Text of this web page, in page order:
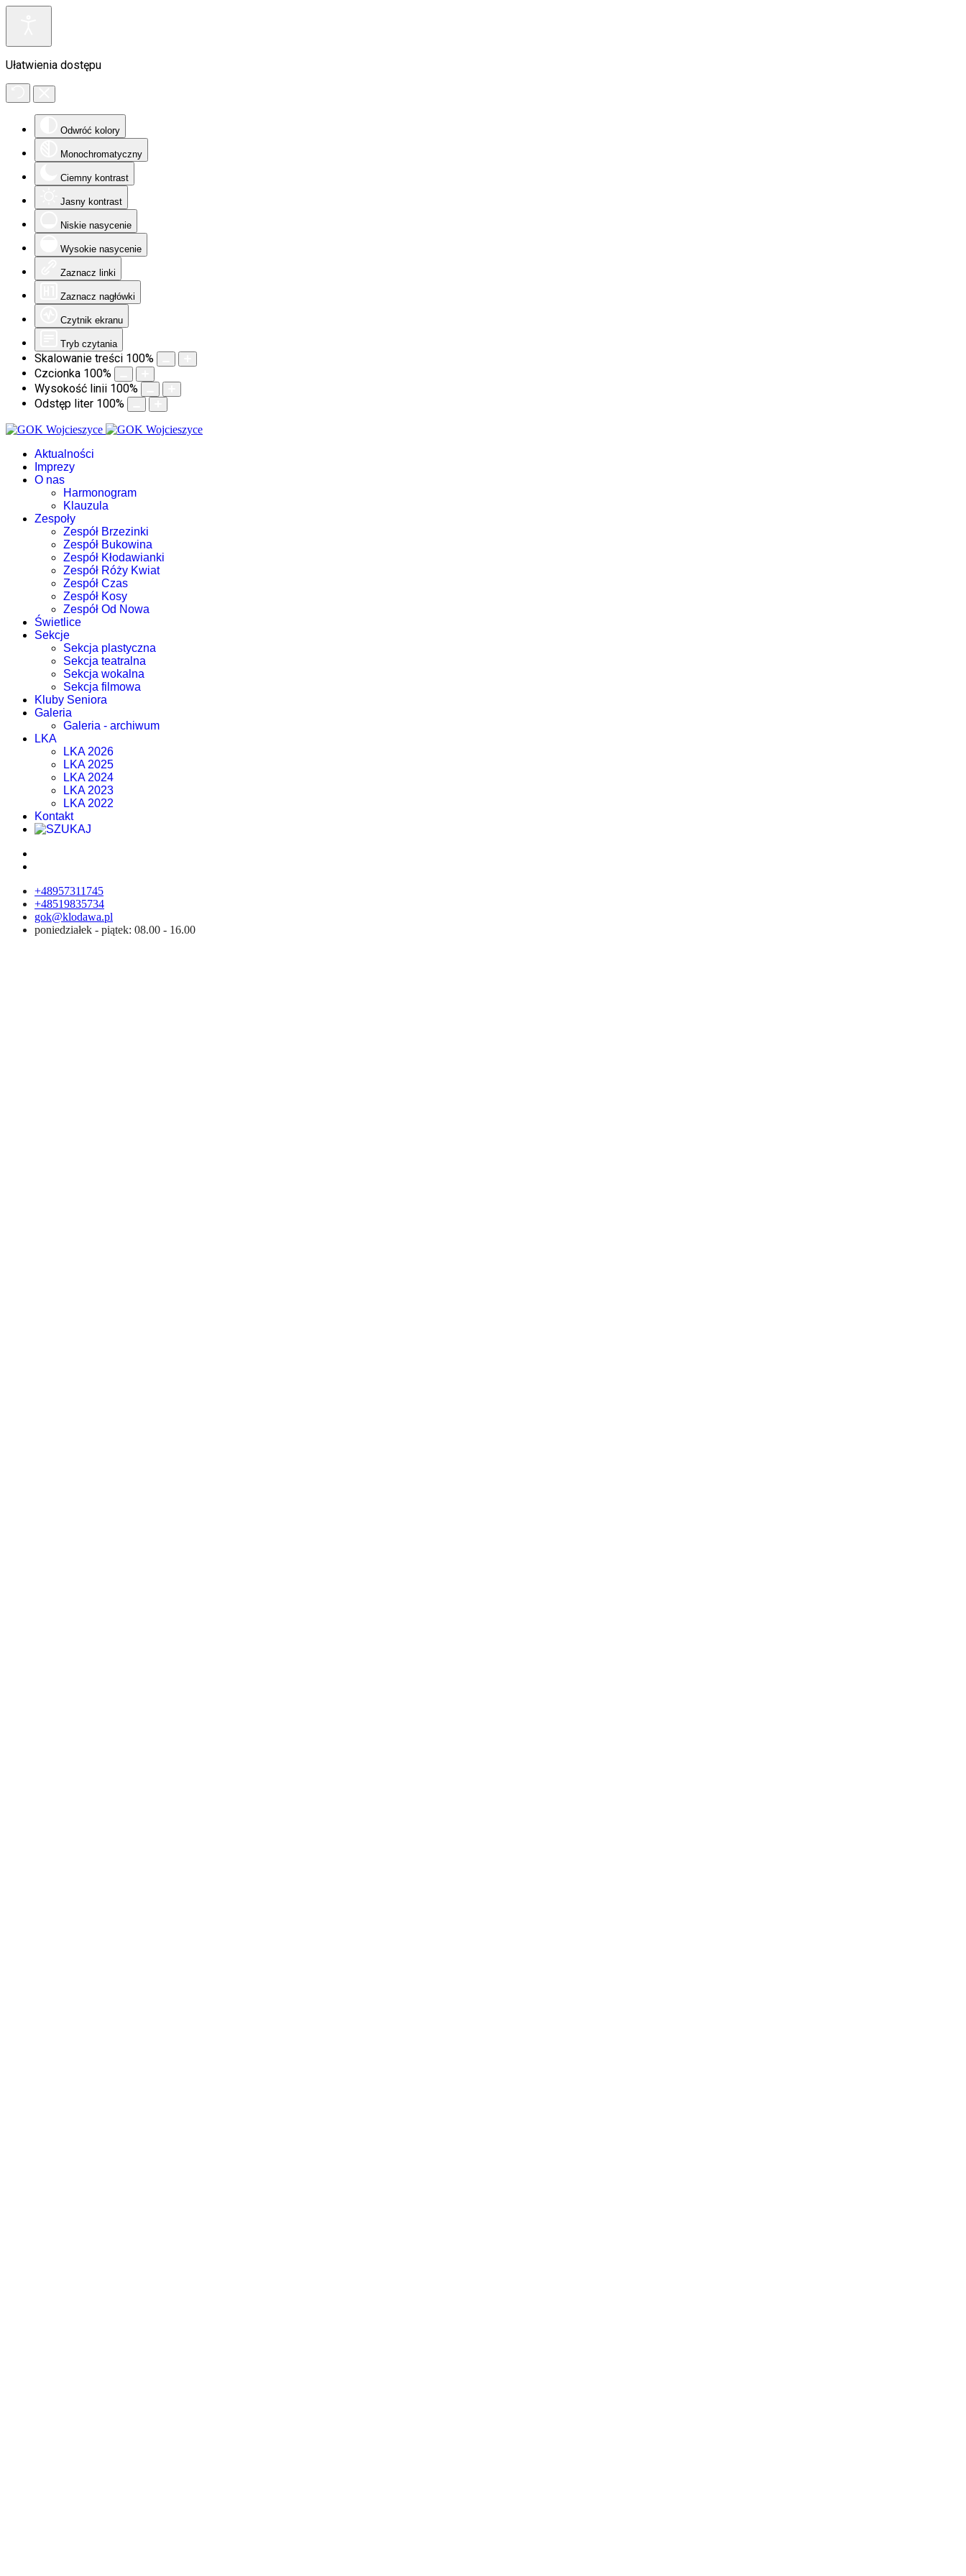
Ułatwienia dostępu
Odwróć kolory
Monochromatyczny
Ciemny kontrast
Jasny kontrast
Niskie nasycenie
Wysokie nasycenie
Zaznacz linki
Zaznacz nagłówki
Czytnik ekranu
Tryb czytania
Skalowanie treści 100%
Czcionka 100%
Wysokość linii 100%
Odstęp liter 100%
Aktualności
Imprezy
O nas
Harmonogram
Klauzula
Zespoły
Zespół Brzezinki
Zespół Bukowina
Zespół Kłodawianki
Zespół Róży Kwiat
Zespół Czas
Zespół Kosy
Zespół Od Nowa
Świetlice
Sekcje
Sekcja plastyczna
Sekcja teatralna
Sekcja wokalna
Sekcja filmowa
Kluby Seniora
Galeria
Galeria - archiwum
LKA
LKA 2026
LKA 2025
LKA 2024
LKA 2023
LKA 2022
Kontakt
+48957311745
+48519835734
gok@klodawa.pl
poniedziałek - piątek: 08.00 - 16.00